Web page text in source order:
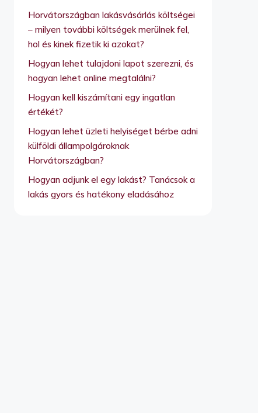
Horvátországban lakásvásárlás költségei
– milyen további költségek merülnek fel,
hol és kinek fizetik ki azokat?
Hogyan lehet tulajdoni lapot szerezni, és
hogyan lehet online megtalálni?
Hogyan kell kiszámítani egy ingatlan
értékét?
Hogyan lehet üzleti helyiséget bérbe adni
külföldi állampolgároknak
Horvátországban?
Hogyan adjunk el egy lakást? Tanácsok a
lakás gyors és hatékony eladásához